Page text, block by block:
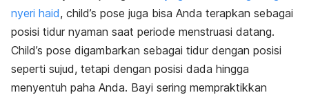
nyeri haid, child’s pose juga bisa Anda terapkan sebagai
posisi tidur nyaman saat periode menstruasi datang.
Child’s pose digambarkan sebagai tidur dengan posisi
seperti sujud, tetapi dengan posisi dada hingga
menyentuh paha Anda. Bayi sering mempraktikkan